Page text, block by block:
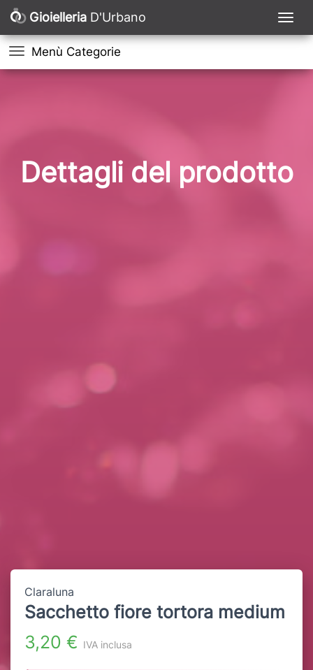
Gioielleria D'Urbano
Menù Categorie
Dettagli del prodotto
Claraluna
Sacchetto fiore tortora medium
3,20 € IVA inclusa